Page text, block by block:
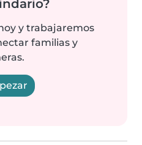
y trabajaremos
familias y